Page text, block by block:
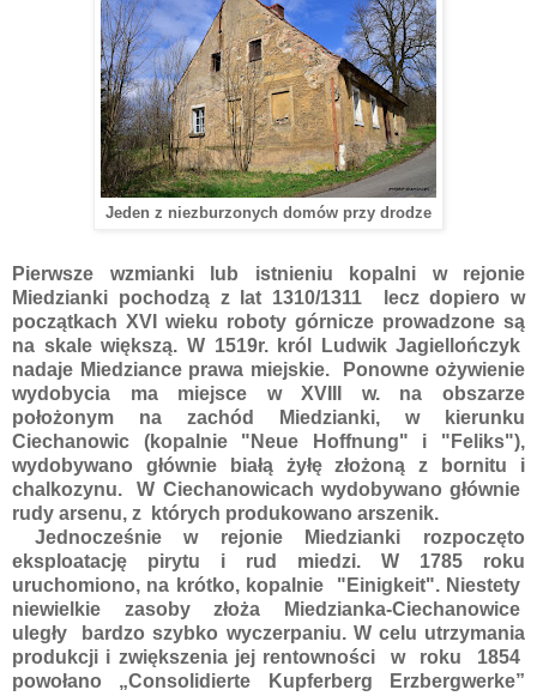
Jeden z niezburzonych domów przy drodze
Pierwsze wzmianki lub istnieniu kopalni w rejonie
Miedzianki pochodzą z lat 1310/1311 lecz dopiero w
początkach XVI wieku roboty górnicze prowadzone są
na skale większą. W1519r. król
Ludwik Jagiellończyk
nadaje Miedziance prawa miejskie.
Ponowne ożywienie
wydobycia ma miejsce wXVIII w. na obszarze
położonym na zachód Miedzianki, w kierunku
Ciechanowic (kopalnie "Neue Hoffnung" i "Feliks"),
wydobywano głównie białą żyłę złożoną z bornitu i
chalkozynu. W Ciechanowicach wydobywano głównie
rudy arsenu, z których produkowano arszenik.
Jednocześnie w rejonie Miedzianki rozpoczęto
eksploatację pirytu i rud miedzi. W 1785 roku
uruchomiono, na krótko, kopalnie "Einigkeit". Niestety
niewielkie zasoby złoża Miedzianka-Ciechanowice
uległy bardzo szybko wyczerpaniu. W celu utrzymania
produkcji i zwiększenia jej rentowności w roku 1854
powołano „Consolidierte Kupferberg Erzbergwerke”